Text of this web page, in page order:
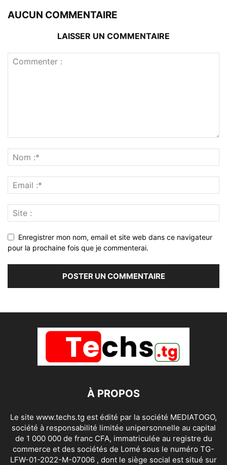
AUCUN COMMENTAIRE
LAISSER UN COMMENTAIRE
Enregistrer mon nom, email et site web dans ce navigateur
pour la prochaine fois que je commenterai.
À PROPOS
Le site www.techs.tg est édité par la société MEDIATOGO,
société à responsabilité limitée unipersonnelle au capital
de 1 000 000 de franc CFA, immatriculée au registre du
commerce et des sociétés de Lomé sous le numéro TG-
LFW-01-2022-M-07006 , dont le siège social est situé sur